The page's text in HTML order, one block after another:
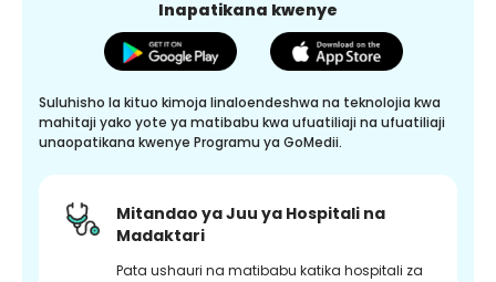
Inapatikana kwenye
Suluhisho la kituo kimoja linaloendeshwa na teknolojia kwa
mahitaji yako yote ya matibabu kwa ufuatiliaji na ufuatiliaji
unaopatikana kwenye Programu ya GoMedii.
Mitandao ya Juu ya Hospitali na
Madaktari
Pata ushauri na matibabu katika hospitali za